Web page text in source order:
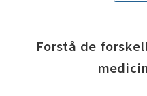
Forstå de